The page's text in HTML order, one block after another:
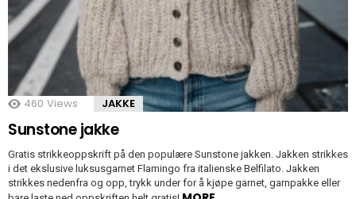
460 Views JAKKE
Sunstone jakke
Gratis strikkeoppskrift på den populære Sunstone jakken. Jakken strikkes
i det ekslusive luksusgarnet Flamingo fra italienske Belfilato. Jakken
strikkes nedenfra og opp, trykk under for å kjøpe garnet, garnpakke eller